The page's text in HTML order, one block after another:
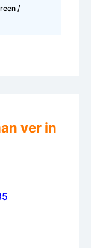
/
ver in